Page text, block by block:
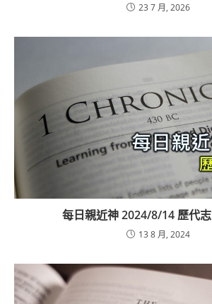
23 7 月, 2026
每日親近神 2024/8/14 歷代
13 8 月, 2024